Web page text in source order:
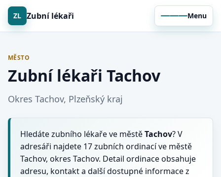
ZL Zubní lékaři Menu
MĚSTO
Zubní lékaři Tachov
Okres Tachov, Plzeňský kraj
Hledáte zubního lékaře ve městěTachov? V
adresáři najdete 17 zubních ordinací ve městě
Tachov, okres Tachov. Detail ordinace obsahuje
adresu, kontakt a další dostupné informace z